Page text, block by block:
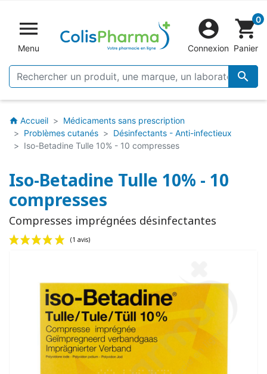

Menu


Connexion
shopping_cart0
Panier
home Accueil
Médicaments sans prescription
Problèmes cutanés
Désinfectants - Anti-infectieux
Iso-Betadine Tulle 10% - 10 compresses
Iso-Betadine Tulle 10% - 10
compresses
Compresses imprégnées désinfectantes
(1 avis)